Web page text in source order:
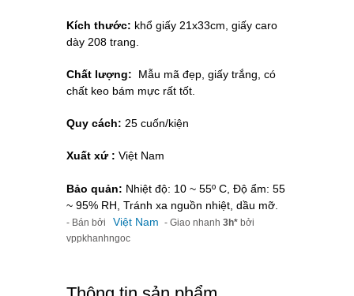
Kích thước: khổ giấy 21x33cm, giấy caro
dày 208 trang.
Chất lượng:
Mẫu mã đẹp, giấy trắng, có
chất keo bám mực rất tốt.
Quy cách: 25 cuốn/kiện
Xuất xứ : Việt Nam
Bảo quản: Nhiệt độ: 10 ~ 55º C, Độ ẩm: 55
~ 95% RH, Tránh xa nguồn nhiệt, dầu mỡ.
- Bán bởi Việt Nam - Giao nhanh 3h* bởi
vppkhanhngoc